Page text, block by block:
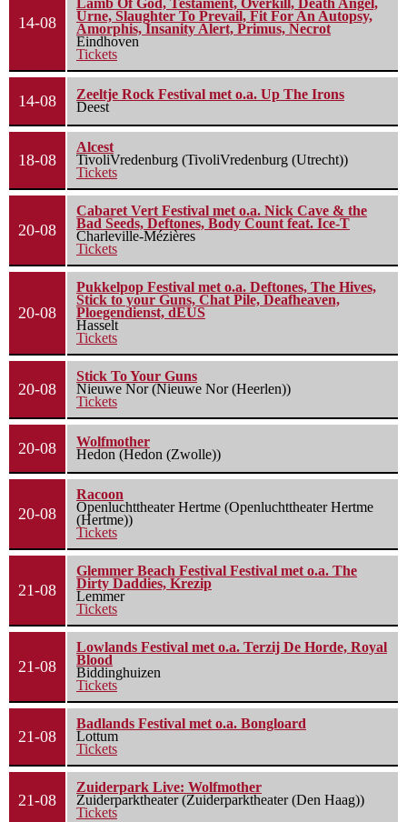
14-08
Lamb Of God, Testament, Overkill, Death Angel,
Urne, Slaughter To Prevail, Fit For An Autopsy,
Amorphis, Insanity Alert, Primus, Necrot
Eindhoven
Tickets
14-08
Zeeltje Rock Festival met o.a. Up The Irons
Deest
18-08
Alcest
TivoliVredenburg (TivoliVredenburg (Utrecht))
Tickets
20-08
Cabaret Vert Festival met o.a. Nick Cave & the
Bad Seeds, Deftones, Body Count feat. Ice-T
Charleville-Mézières
Tickets
20-08
Pukkelpop Festival met o.a. Deftones, The Hives,
Stick to your Guns, Chat Pile, Deafheaven,
Ploegendienst, dEUS
Hasselt
Tickets
20-08
Stick To Your Guns
Nieuwe Nor (Nieuwe Nor (Heerlen))
Tickets
20-08
Wolfmother
Hedon (Hedon (Zwolle))
20-08
Racoon
Openluchttheater Hertme (Openluchttheater Hertme
(Hertme))
Tickets
21-08
Glemmer Beach Festival Festival met o.a. The
Dirty Daddies, Krezip
Lemmer
Tickets
21-08
Lowlands Festival met o.a. Terzij De Horde, Royal
Blood
Biddinghuizen
Tickets
21-08
Badlands Festival met o.a. Bongloard
Lottum
Tickets
21-08
Zuiderpark Live: Wolfmother
Zuiderparktheater (Zuiderparktheater (Den Haag))
Tickets